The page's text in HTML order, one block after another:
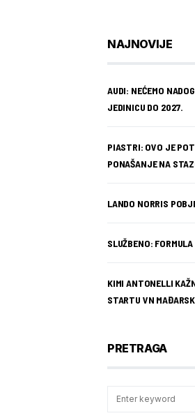
NAJNOVIJE
AUDI: NEĆEMO
JEDINICU DO 2027.
PIASTRI: OVO JE
PONAŠANJE NA
LANDO NORRIS
SLUŽBENO:
KIMI ANTONELLI
STARTU VN
PRETRAGA